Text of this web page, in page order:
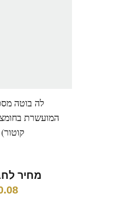
לה בוטה
המועשרת
קוטור) 500 מ"ל
מחיר